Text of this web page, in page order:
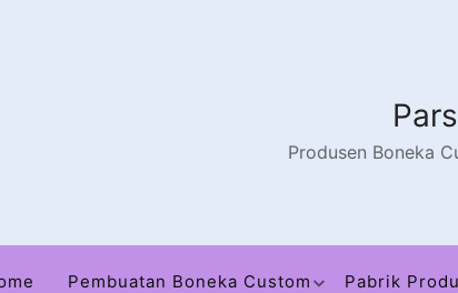
Produsen Boneka
Pembuatan Boneka Custom Pabrik